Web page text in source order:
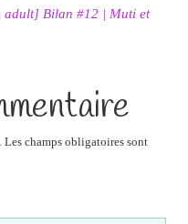
adult] Bilan #12 | Muti et
Les champs obligatoires sont